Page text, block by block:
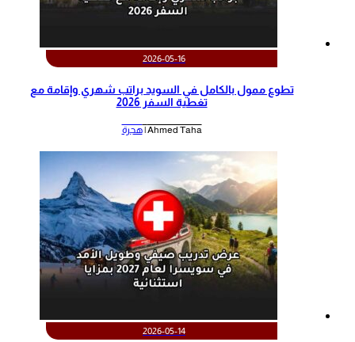
2026-05-16
تطوع ممول بالكامل في السويد براتب شهري وإقامة مع
تغطية السفر 2026
Ahmed Taha | هجرة
2026-05-14